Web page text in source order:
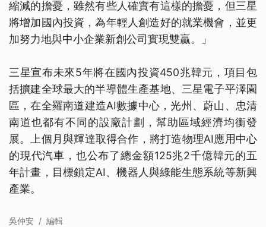
縮減的擔憂，雖然有些人確實有這樣的擔憂，但三星
將增加國內投資，為年輕人創造好的就業機會，並更
加努力地與中小企業新創公司實現雙贏。」
三星宣布未來5年將在國內投資450兆韓元，項目包
括擴建全球最大的半導體生產基地、三星電子平澤園
區，在全羅南道建造AI數據中心，光州、蔚山、忠清
南道也都有不同的設廠計劃，幫助區域經濟均衡發
展。上個月與輝達取得合作，將打造物理AI應用中心
的現代汽車，也公布了總金額125兆2千億韓元的五
年計畫，目標鎖定AI、機器人與綠能生態系統等新興
產業。
吳仲安 / 編輯